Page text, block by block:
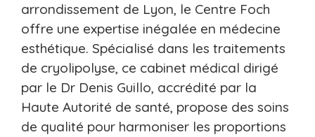
arrondissement de Lyon, le Centre Foch
offre une expertise inégalée en médecine
esthétique. Spécialisé dans les traitements
de cryolipolyse, ce cabinet médical dirigé
par le Dr Denis Guillo, accrédité par la
Haute Autorité de santé, propose des soins
de qualité pour harmoniser les proportions